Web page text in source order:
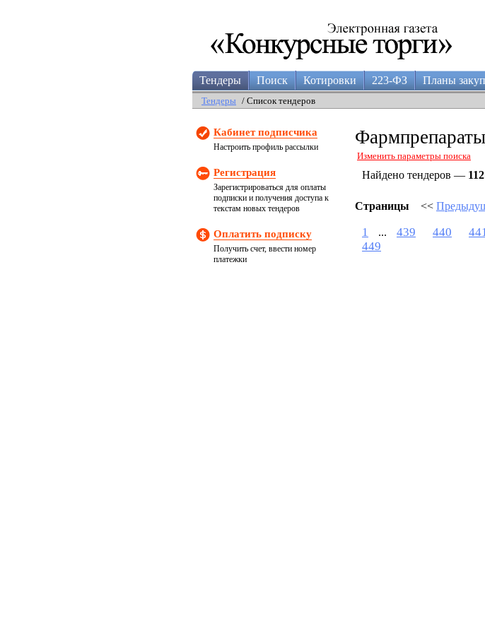
Тендеры Поиск Котировки 223-ФЗ Планы
Тендеры / Список тендеров
Кабинет подписчика
Настроить профиль рассылки
Регистрация
Зарегистрироваться для оплаты
подписки и получения доступа к
текстам новых тендеров
Оплатить подписку
Получить счет, ввести номер
платежки
Изменить параметры поиска
Найдено тендеров —
Страницы <<
1 ... 439 440 441
449